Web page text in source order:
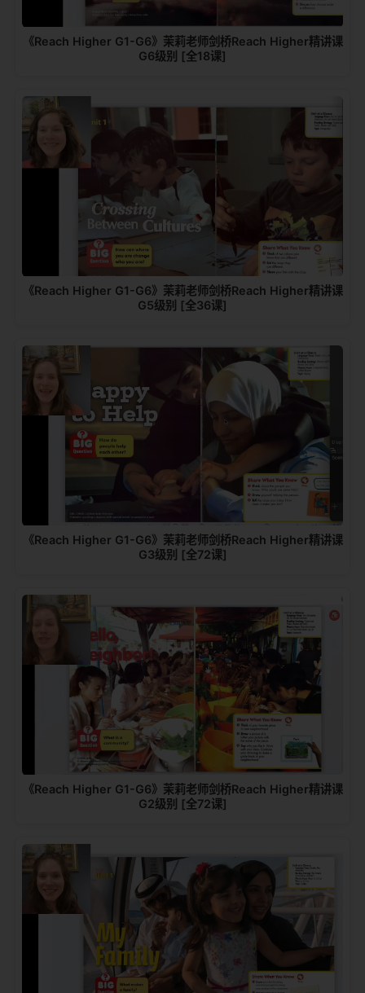
《Reach Higher G1-G6》茉莉老师剑桥Reach Higher精讲课
G6级别 [全18课]
《Reach Higher G1-G6》茉莉老师剑桥Reach Higher精讲课
G5级别 [全36课]
《Reach Higher G1-G6》茉莉老师剑桥Reach Higher精讲课
G3级别 [全72课]
《Reach Higher G1-G6》茉莉老师剑桥Reach Higher精讲课
G2级别 [全72课]